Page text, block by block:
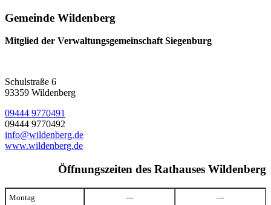
Gemeinde Wildenberg
Mitglied der Verwaltungsgemeinschaft Siegenburg
Schulstraße 6
93359 Wildenberg
09444 9770491
09444 9770492
info@wildenberg.de
www.wildenberg.de
Öffnungszeiten des Rathauses Wildenberg
Montag --- ---